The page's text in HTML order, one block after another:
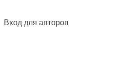
Вход для авторов